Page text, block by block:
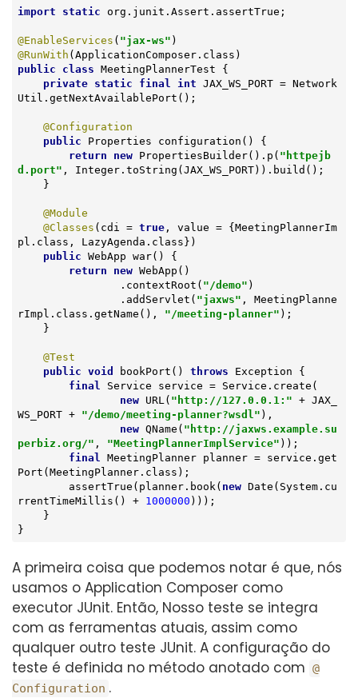
import static org.junit.Assert.assertTrue;
@EnableServices ( "jax-ws"
@RunWith
public
class MeetingPlannerTest
{
private
static final int JAX_WS_PORT = Network
Util.getNextAvailablePort();
@Configuration
public Properties configuration ()
{
return
new PropertiesBuilder().p( "httpejb
d.port" , Integer.toString(JAX_WS_PORT)).build();
@Module
@Classes (cdi = true, value = {MeetingPlannerIm
pl.class, LazyAgenda.class})
public WebApp war()
{
return
new WebApp()
                .contextRoot(
"/demo" )
                .addServlet(
"jaxws" , MeetingPlanne
rImpl.class.getName(), "/meeting-planner" );
@Test
public void bookPort () throws Exception {
final
Service service = Service.create(
new URL( "http://127.0.0.1:" + JAX_
WS_PORT + "/demo/meeting-planner?wsdl" ),
new QName( "http://jaxws.example.su
perbiz.org/" , "MeetingPlannerImplService" ));
final
MeetingPlanner planner = service.get
Port(MeetingPlanner.class);
        assertTrue(planner.book(
new Date(System.cu
rrentTimeMillis() + 1000000 )));
}
A primeira coisa que podemos notar é que, nós
usamos o Application Composer como
executor JUnit. Então, Nosso teste se integra
com as ferramentas atuais, assim como
qualquer outro teste JUnit. A configuração do
teste é definida no método anotado com @
Configuration .